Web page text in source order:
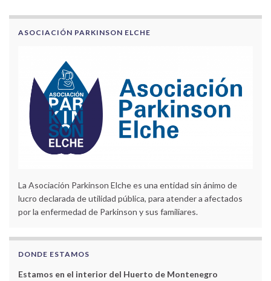
ASOCIACIÓN PARKINSON ELCHE
La Asociación Parkinson Elche es una entidad sin ánimo de
lucro declarada de utilidad pública, para atender a afectados
por la enfermedad de Parkinson y sus familiares.
DONDE ESTAMOS
Estamos en el interior del Huerto de Montenegro